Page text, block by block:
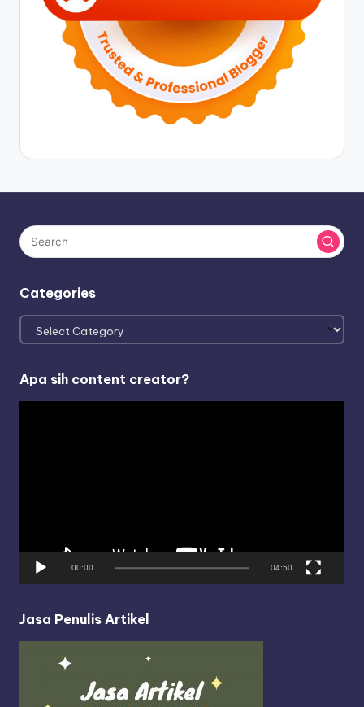
Categories
Categories
Apa sih content creator?
00:00 04:50
Jasa Penulis Artikel